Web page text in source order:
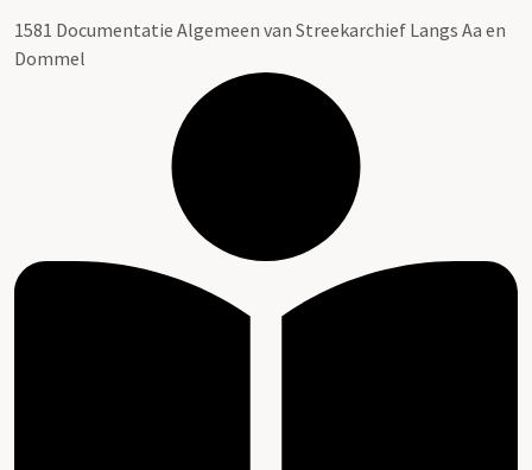
1581 Documentatie Algemeen van Streekarchief Langs Aa en
Dommel